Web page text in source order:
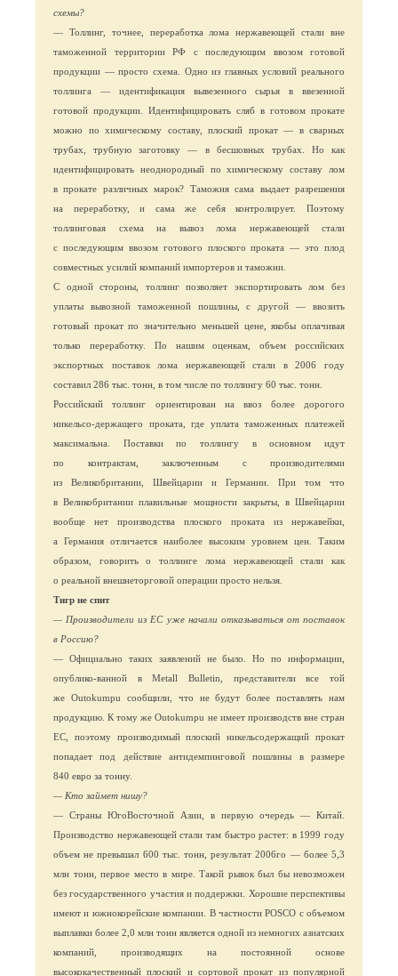
схемы?
— Толлинг, точнее, переработка лома нержавеющей стали вне
таможенной территории РФ с последующим ввозом готовой
продукции — просто схема. Одно из главных условий реального
толлинга — идентификация вывезенного сырья в ввезенной
готовой продукции. Идентифицировать сляб в готовом прокате
можно по химическому составу, плоский прокат — в сварных
трубах, трубную заготовку — в бесшовных трубах. Но как
идентифицировать неоднородный по химическому составу лом
в прокате различных марок? Таможня сама выдает разрешения
на переработку, и сама же себя контролирует. Поэтому
толлинговая схема на вывоз лома нержавеющей стали
с последующим ввозом готового плоского проката — это плод
совместных усилий компаний импортеров и таможни.
С одной стороны, толлинг позволяет экспортировать лом без
уплаты вывозной таможенной пошлины, с другой — ввозить
готовый прокат по значительно меньшей цене, якобы оплачивая
только переработку. По нашим оценкам, объем российских
экспортных поставок лома нержавеющей стали в 2006 году
составил 286 тыс. тонн, в том числе по толлингу 60 тыс. тонн.
Российский толлинг ориентирован на ввоз более дорогого
никельсо-держащего проката, где уплата таможенных платежей
максимальна. Поставки по толлингу в основном идут
по контрактам, заключенным с производителями
из Великобритании, Швейцарии и Германии. При том что
в Великобритании плавильные мощности закрыты, в Швейцарии
вообще нет производства плоского проката из нержавейки,
а Германия отличается наиболее высоким уровнем цен. Таким
образом, говорить о толлинге лома нержавеющей стали как
о реальной внешнеторговой операции просто нельзя.
Тигр не спит
— Производители из ЕС уже начали отказываться от поставок
в Россию?
— Официально таких заявлений не было. Но по информации,
опублико-ванной в Metall Bulletin, представители все той
же Outokumpu сообщили, что не будут более поставлять нам
продукцию. К тому же Outokumpu не имеет производств вне стран
ЕС, поэтому производимый плоский никельсодержащий прокат
попадает под действие антидемпинговой пошлины в размере
840 евро за тонну.
— Кто займет нишу?
— Страны ЮгоВосточной Азии, в первую очередь — Китай.
Производство нержавеющей стали там быстро растет: в 1999 году
объем не превышал 600 тыс. тонн, результат 2006го — более 5,3
млн тонн, первое место в мире. Такой рывок был бы невозможен
без государственного участия и поддержки. Хорошие перспективы
имеют и южнокорейские компании. В частности POSCO с объемом
выплавки более 2,0 млн тонн является одной из немногих азиатских
компаний, производящих на постоянной основе
высококачественный плоский и сортовой прокат из популярной